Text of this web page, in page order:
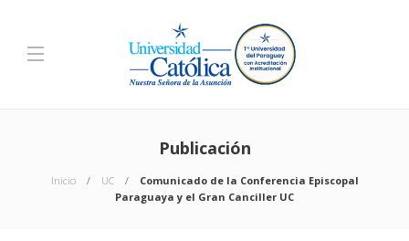
Publicación
Inicio UC
Comunicado de la Conferencia Episcopal
Paraguaya y el Gran Canciller UC